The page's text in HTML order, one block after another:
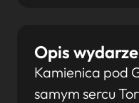
Opis
Kamienica pod
samym sercu